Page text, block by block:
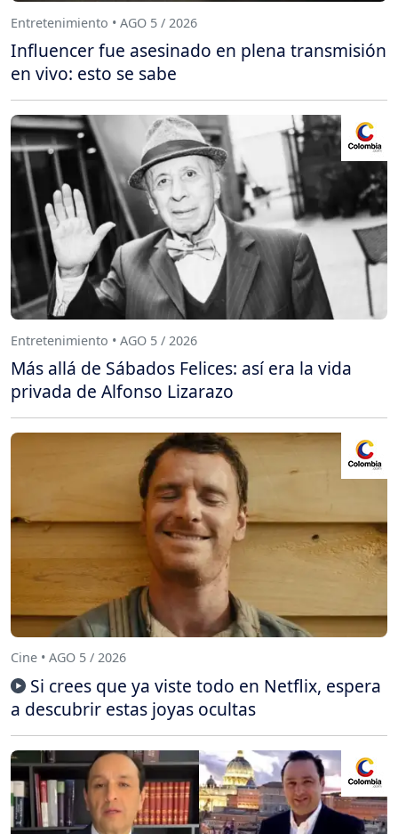
Entretenimiento • AGO 5 / 2026
Influencer fue asesinado en plena transmisión
en vivo: esto se sabe
Entretenimiento • AGO 5 / 2026
Más allá de Sábados Felices: así era la vida
privada de Alfonso Lizarazo
Cine • AGO 5 / 2026
Si crees que ya viste todo en Netflix, espera
a descubrir estas joyas ocultas